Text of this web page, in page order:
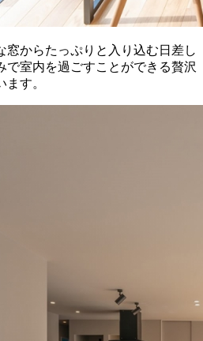
窓からたっぷりと入り込む日差し
で室内を過ごすことができる贅沢
す。